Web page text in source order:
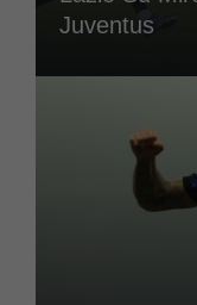
Juventus